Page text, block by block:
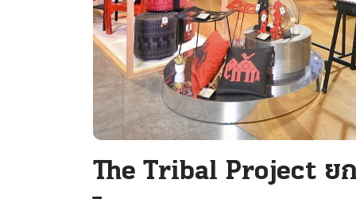
The Tribal Project ย